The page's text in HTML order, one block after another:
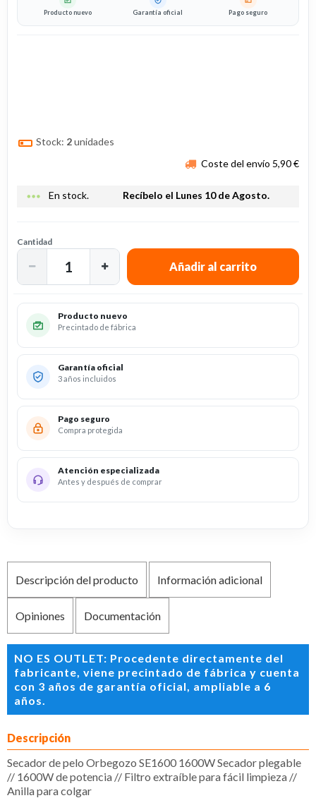
Producto nuevo Garantía oficial Pago seguro
Stock: 2unidades
Coste del envío 5,90 €
more_horiz En stock. Recíbelo el Lunes 10 de Agosto.
Cantidad
Producto nuevo
Precintado de fábrica
Garantía oficial
3 años incluidos
Pago seguro
Compra protegida
Atención especializada
Antes y después de comprar
Descripción del producto Información adicional
Opiniones Documentación
NO ES OUTLET: Procedente directamente del
fabricante, viene precintado de fábrica y cuenta
con 3 años de garantía oficial, ampliable a 6
años.
Descripción
Secador de pelo Orbegozo SE1600 1600W Secador plegable
// 1600W de potencia // Filtro extraíble para fácil limpieza //
Anilla para colgar